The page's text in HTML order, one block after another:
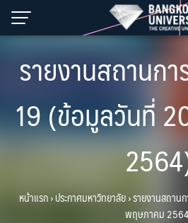
Skip
รายงานสถานก
19 (ข้อมูลวันที่
หน้าแรก›ประกาศมหาวิทยาลัย›รายงานสถาน
พฤษภาคม